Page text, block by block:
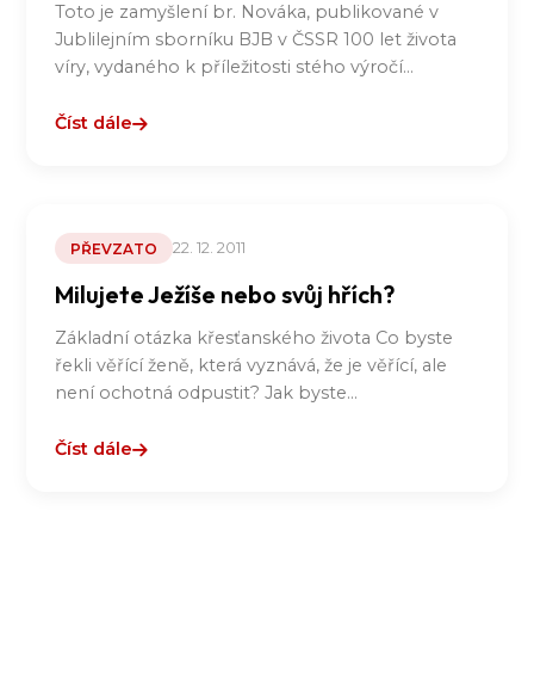
Toto je zamyšlení br. Nováka, publikované v
Jublilejním sborníku BJB v ČSSR 100 let života
víry, vydaného k příležitosti stého výročí…
Číst dále
PŘEVZATO 22. 12. 2011
Milujete Ježíše nebo svůj hřích?
Základní otázka křesťanského života Co byste
řekli věřící ženě, která vyznává, že je věřící, ale
není ochotná odpustit? Jak byste…
Číst dále